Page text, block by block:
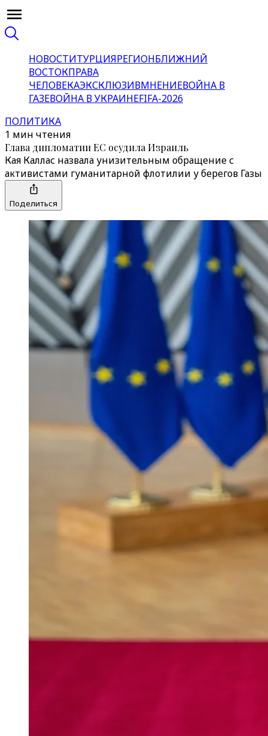
НОВОСТИТУРЦИЯРЕГИОНБЛИЖНИЙ
ВОСТОКПРАВА
ЧЕЛОВЕКАЭКСКЛЮЗИВМНЕНИЕВОЙНА В
ГАЗЕВОЙНА В УКРАИНЕFIFA-2026
ПОЛИТИКА
1 мин чтения
Глава дипломатии ЕС осудила Израиль
Кая Каллас назвала унизительным обращение с
активистами гуманитарной флотилии у берегов Газы
Поделиться